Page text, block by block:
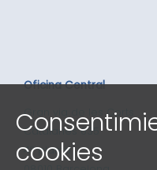
Oficina Central
Gran via de les Corts
Catalanes 635
4ª planta
cookies